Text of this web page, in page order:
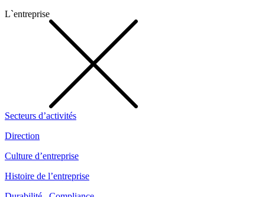
L`entreprise
Secteurs d’activités
Direction
Culture d’entreprise
Histoire de l’entreprise